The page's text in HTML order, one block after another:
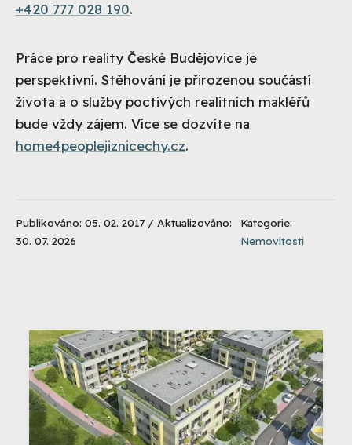
+420 777 028 190.
Práce pro reality České Budějovice je
perspektivní. Stěhování je přirozenou součástí
života a o služby poctivých realitních makléřů
bude vždy zájem. Více se dozvíte na
home4peoplejiznicechy.cz.
Publikováno: 05. 02. 2017 / Aktualizováno:
30. 07. 2026
Kategorie:
Nemovitosti